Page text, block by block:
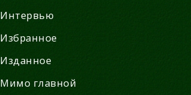
Интервью
Избранное
Изданное
Мимо главной